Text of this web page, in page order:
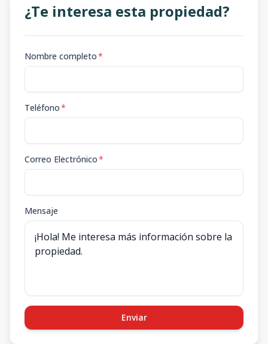
¿Te interesa esta propiedad?
Nombre completo*
Teléfono*
Correo Electrónico*
Mensaje
Enviar